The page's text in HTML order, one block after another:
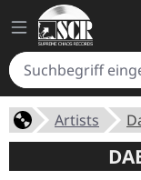
Artists